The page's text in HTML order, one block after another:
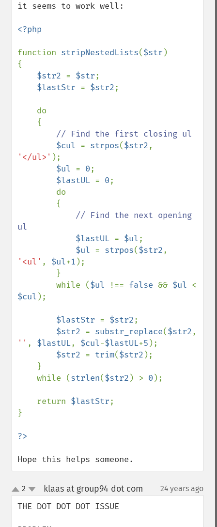
it seems to work well:
<?php
function stripNestedLists($str )
{
$str2 = $str;
$lastStr = $str2;
// Find the first closing ul
$cul = strpos($str2
'</ul>' );
$ul = 0;
$lastUL = 0;
// Find the next opening
ul
$lastUL = $ul;
$ul = strpos($str2
'<ul' , $ul+1 );
        while (
$ul !== false && $ul
$cul );
$lastStr = $str2;
$str2 = substr_replace($str2
'' , $lastUL, $cul-$lastUL+5 );
$str2 = trim($str2 );
    while (
strlen($str2 ) > 0 );
    return
$lastStr;
}
Hope this helps someone.
up
down
2 klaas at group94 dot com 24 years ago
THE DOT DOT DOT ISSUE